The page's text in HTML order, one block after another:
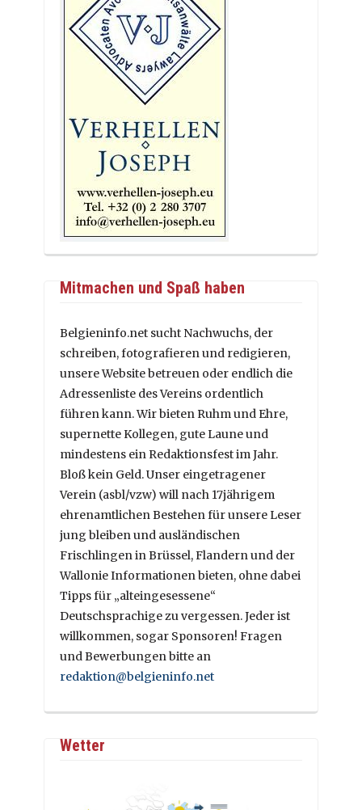
Mitmachen und Spaß haben
Belgieninfo.net sucht Nachwuchs, der
schreiben, fotografieren und redigieren,
unsere Website betreuen oder endlich die
Adressenliste des Vereins ordentlich
führen kann. Wir bieten Ruhm und Ehre,
supernette Kollegen, gute Laune und
mindestens ein Redaktionsfest im Jahr.
Bloß kein Geld. Unser eingetragener
Verein (asbl/vzw) will nach 17jährigem
ehrenamtlichen Bestehen für unsere Leser
jung bleiben und ausländischen
Frischlingen in Brüssel, Flandern und der
Wallonie Informationen bieten, ohne dabei
Tipps für „alteingesessene“
Deutschsprachige zu vergessen. Jeder ist
willkommen, sogar Sponsoren! Fragen
und Bewerbungen bitte an
redaktion@belgieninfo.net
Wetter